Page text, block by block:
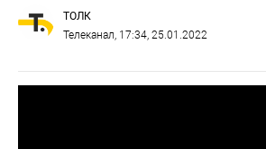
ТОЛК
Телеканал, 17:34, 25.01.2022